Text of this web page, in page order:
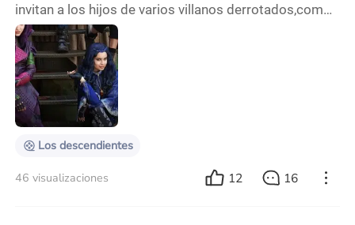
invitan a los hijos de varios villanos derrotados,como
Cruella de vil o maléfica,a que asistan a la escuela
secundaria con los hijos de los héroes Sofia Carson
Dove Cameron Cameron Boyce
Los descendientes
46 visualizaciones 12 16